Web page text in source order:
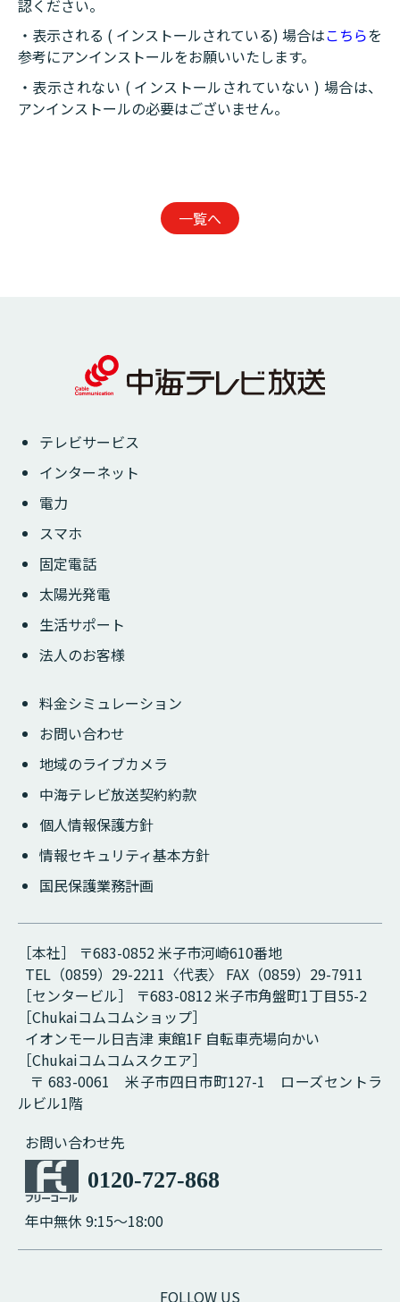
認ください。
・表示される ( インストールされている) 場合はこちらを
参考にアンインストールをお願いいたします。
・表示されない ( インストールされていない ) 場合は、
アンインストールの必要はございません。
一覧へ
テレビサービス
インターネット
電力
スマホ
固定電話
太陽光発電
生活サポート
法人のお客様
料金シミュレーション
お問い合わせ
地域のライブカメラ
中海テレビ放送契約約款
個人情報保護方針
情報セキュリティ基本方針
国民保護業務計画
［本社］ 〒683-0852 米子市河崎610番地
TEL（0859）29-2211〈代表〉 FAX（0859）29-7911
［センタービル］ 〒683-0812 米子市角盤町1丁目55-2
［Chukaiコムコムショップ］
イオンモール日吉津 東館1F 自転車売場向かい
［Chukaiコムコムスクエア］
〒 683-0061 米子市四日市町127-1 ローズセントラ
ルビル1階
お問い合わせ先
0120-727-868
年中無休 9:15～18:00
FOLLOW US